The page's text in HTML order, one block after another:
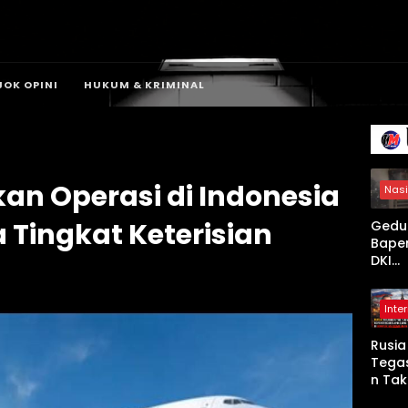
OPINI HUKUM & KRIMINAL
Operasi di Indonesia
Keterisian
DKI
, 20
dan
Rusia
n Tak